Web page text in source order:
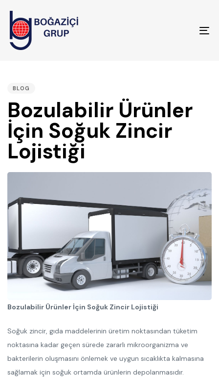
BLOG
Bozulabilir Ürünler
İçin Soğuk Zincir
Lojistiği
Bozulabilir Ürünler İçin Soğuk Zincir Lojistiği
Soğuk zincir, gıda maddelerinin üretim noktasından tüketim
noktasına kadar geçen sürede zararlı mikroorganizma ve
bakterilerin oluşmasını önlemek ve uygun sıcaklıkta kalmasına
sağlamak için soğuk ortamda ürünlerin depolanmasıdır.